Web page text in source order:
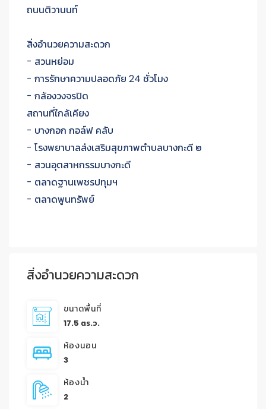
ถนนติวานนท์
สิ่งอำนวยความสะดวก
- สวนหย่อม
- การรักษาความปลอดภัย 24 ชั่วโมง
- กล้องวงจรปิด
สถานที่ใกล้เคียง
- บางกอก กอล์ฟ คลับ
- โรงพยาบาลส่งเสริมสุขภาพตำบลบางกะดี ๒
- สวนอุตสาหกรรม​บางกะดี
- ตลาดฐานเพชรปทุมฯ
- ตลาดพูนทรัพย์
สิ่งอำนวยความสะดวก
ขนาดพื้นที่
17.5 ตร.ว.
ห้องนอน
3
ห้องน้ำ
2